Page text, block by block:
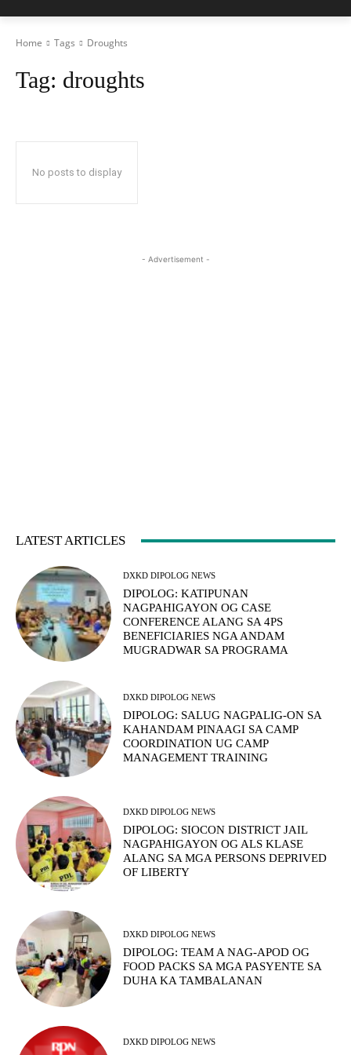
Home Tags Droughts
Tag: droughts
No posts to display
- Advertisement -
LATEST ARTICLES
DXKD DIPOLOG NEWS
DIPOLOG: KATIPUNAN
NAGPAHIGAYON OG CASE
CONFERENCE ALANG SA 4PS
BENEFICIARIES NGA ANDAM
MUGRADWAR SA PROGRAMA
DXKD DIPOLOG NEWS
DIPOLOG: SALUG NAGPALIG-ON SA
KAHANDAM PINAAGI SA CAMP
COORDINATION UG CAMP
MANAGEMENT TRAINING
DXKD DIPOLOG NEWS
DIPOLOG: SIOCON DISTRICT JAIL
NAGPAHIGAYON OG ALS KLASE
ALANG SA MGA PERSONS DEPRIVED
OF LIBERTY
DXKD DIPOLOG NEWS
DIPOLOG: TEAM A NAG-APOD OG
FOOD PACKS SA MGA PASYENTE SA
DUHA KA TAMBALANAN
DXKD DIPOLOG NEWS